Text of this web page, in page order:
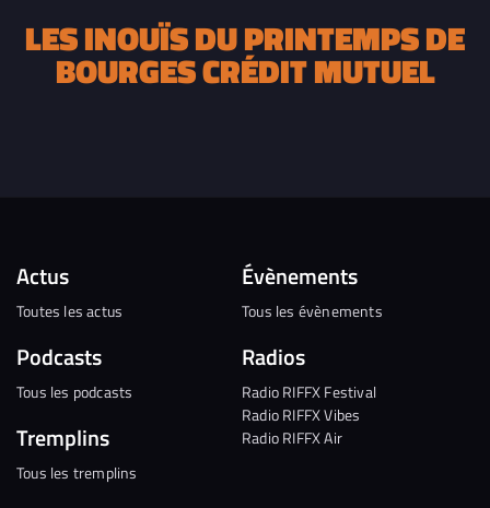
LES INOUÏS DU PRINTEMPS DE
BOURGES CRÉDIT MUTUEL
Actus
Toutes les actus
Podcasts
Tous les podcasts
Tremplins
Tous les tremplins
Évènements
Tous les évènements
Radios
Radio RIFFX Festival
Radio RIFFX Vibes
Radio RIFFX Air